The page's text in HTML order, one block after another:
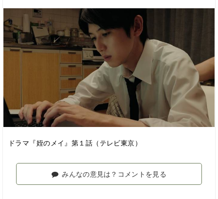
ドラマ『姪のメイ』第１話（テレビ東京）
みんなの意見は？コメントを見る